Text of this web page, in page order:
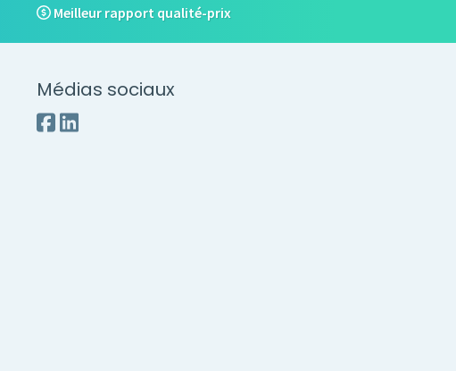
Meilleur rapport qualité-prix
Médias sociaux